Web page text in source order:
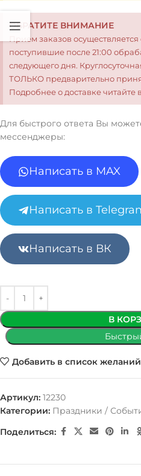
ОБРАТИТЕ ВНИМАНИЕ
Прием заказов осуществляется
поступившие после 21:00
следующего дня.
ТОЛЬКО предварительно
Подробнее о доставке
Для быстрого ответа Вы
мессенджеры:
Написать в MAX
Написать в
Написать в ВК
В
Добавить в список желаний
Артикул: 12230
Категории: Праздники /
Поделиться: